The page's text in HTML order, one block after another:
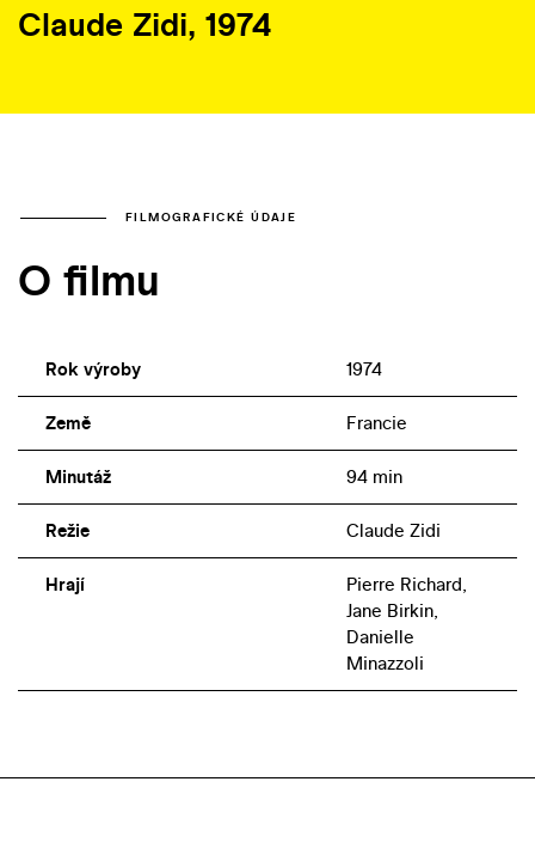
Claude Zidi, 1974
FILMOGRAFICKÉ ÚDAJE
O filmu
Rok výroby 1974
Země Francie
Minutáž 94 min
Režie Claude Zidi
Hrají
Pierre Richard,
Jane Birkin,
Danielle
Minazzoli